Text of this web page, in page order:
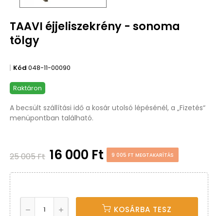
TAAVI éjjeliszekrény - sonoma
tölgy
Kód 048-11-00090
Raktáron
A becsült szállítási idő a kosár utolsó lépésénél, a „Fizetés“
menüpontban található.
25 005 Ft 16 000 Ft 9 005 FT MEGTAKARÍTÁS
KOSÁRBA TESZ